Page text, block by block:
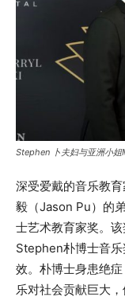
Stephen 卜夫妇与亚洲小
深受爱戴的音乐教
毅（Jason Pu）的
士艺术教育家奖。
Stephen朴博士音
效。朴博士身患绝
乐对社会贡献巨大